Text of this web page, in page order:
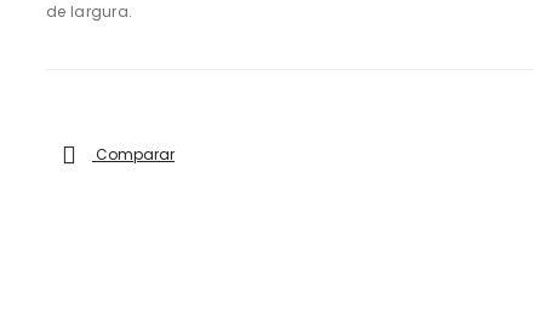
de largura.
Comparar